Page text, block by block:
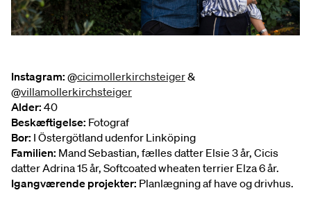
Instagram: @cicimollerkirchsteiger&
@villamollerkirchsteiger
Alder: 40
Beskæftigelse: Fotograf
Bor: I Östergötland udenfor Linköping
Familien: Mand Sebastian, fælles datter Elsie 3 år, Cicis
datter Adrina 15 år, Softcoated wheaten terrier Elza 6 år.
Igangværende projekter: Planlægning af have og drivhus.